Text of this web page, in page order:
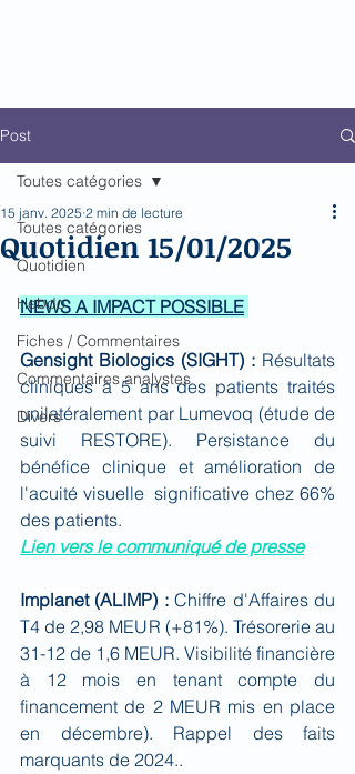
Post
Toutes catégories
Quotidien
Hebdo
Fiches / Commentaires
Commentaires analystes
Divers
Toutes catégories
Quotidien 15/01/2025
15 janv. 2025 2 min de lecture
NEWS A IMPACT POSSIBLE
Gensight Biologics (SIGHT) : Résultats
cliniques à 5 ans des patients traités
unilatéralement par Lumevoq (étude de
suivi RESTORE). Persistance du
bénéfice clinique et amélioration de
l'acuité visuelle  significative chez 66%
des patients.
Lien vers le communiqué de presse
Implanet (ALIMP) : Chiffre d'Affaires du
T4 de 2,98 MEUR (+81%). Trésorerie au
31-12 de 1,6 MEUR. Visibilité financière
à 12 mois en tenant compte du
financement de 2 MEUR mis en place
en décembre). Rappel des faits
marquants de 2024..